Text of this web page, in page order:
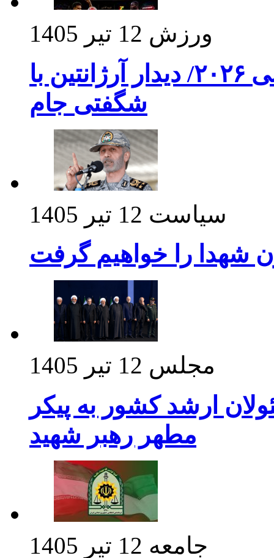
ورزش 12 تیر 1405
برنامه بازی های امشب جام جهانی ۲۰۲۶/ دیدار آرژانتین با
شگفتی جام
سیاست 12 تیر 1405
شهدا را خواهیم گرفت
مجلس 12 تیر 1405
ارشد کشور به پیکر
مطهر رهبر شهید
جامعه 12 تیر 1405